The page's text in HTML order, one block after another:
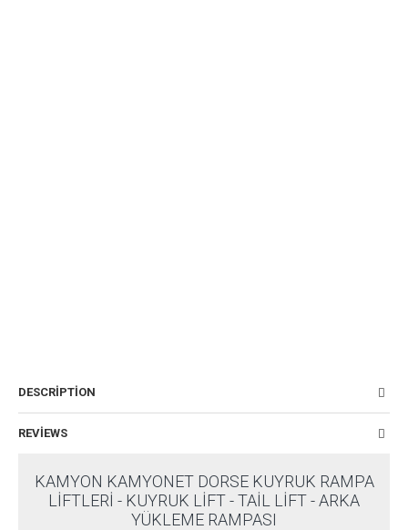
DESCRIPTION
REVIEWS
KAMYON KAMYONET DORSE KUYRUK RAMPA
LIFTLERI - KUYRUK LIFT - TAIL LIFT - ARKA
YÜKLEME RAMPASI